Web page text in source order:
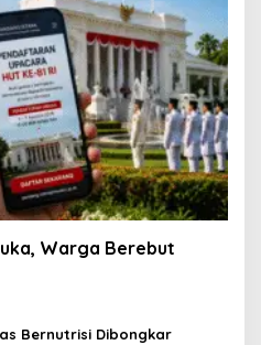
Warga Berebut
Bernutrisi Dibongkar